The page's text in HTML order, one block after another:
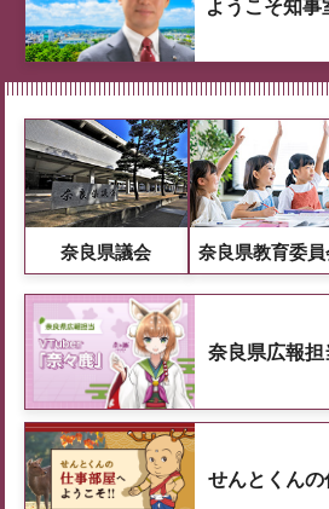
ようこそ知事
奈良県議会 奈良県教育委員
奈良県広報担
せんとくん